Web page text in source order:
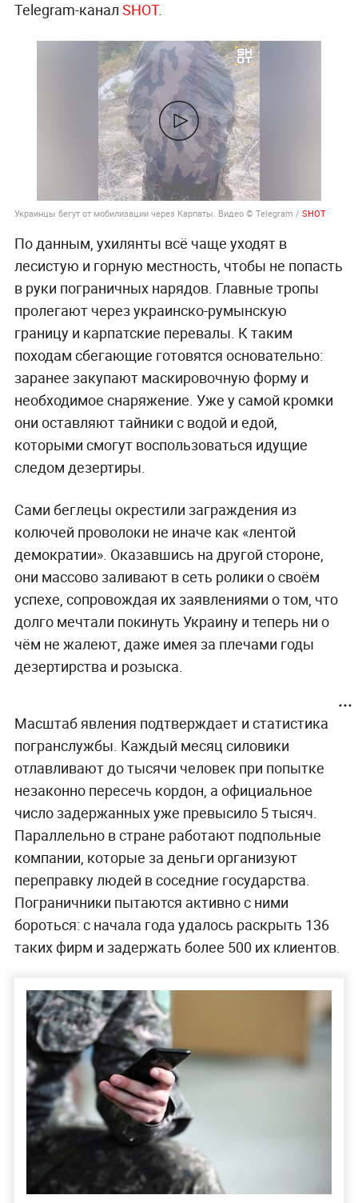
Telegram-канал SHOT.
Украинцы бегут от мобилизации через Карпаты. Видео © Telegram / SHOT
По данным, ухилянты всё чаще уходят в
лесистую и горную местность, чтобы не попасть
в руки пограничных нарядов. Главные тропы
пролегают через украинско-румынскую
границу и карпатские перевалы. К таким
походам сбегающие готовятся основательно:
заранее закупают маскировочную форму и
необходимое снаряжение. Уже у самой кромки
они оставляют тайники с водой и едой,
которыми смогут воспользоваться идущие
следом дезертиры.
Сами беглецы окрестили заграждения из
колючей проволоки не иначе как «лентой
демократии». Оказавшись на другой стороне,
они массово заливают в сеть ролики о своём
успехе, сопровождая их заявлениями о том, что
долго мечтали покинуть Украину и теперь ни о
чём не жалеют, даже имея за плечами годы
дезертирства и розыска.
Масштаб явления подтверждает и статистика
погранслужбы. Каждый месяц силовики
отлавливают до тысячи человек при попытке
незаконно пересечь кордон, а официальное
число задержанных уже превысило 5 тысяч.
Параллельно в стране работают подпольные
компании, которые за деньги организуют
переправку людей в соседние государства.
Пограничники пытаются активно с ними
бороться: с начала года удалось раскрыть 136
таких фирм и задержать более 500 их клиентов.